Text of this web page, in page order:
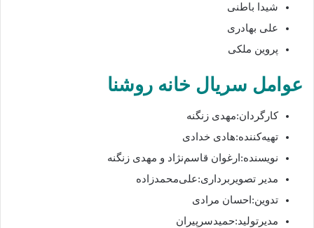
شیدا باطنی
علی بهادری
پروین ملکی
عوامل سریال خانه روشنا
کارگردان:مهدی زنگنه
تهیه‌کننده:هادی خدادی
نویسنده:ارغوان قاسم‌نژاد و مهدی زنگنه
مدیر تصویربرداری:علی‌محمدزاده
تدوین:احسان مرادی
مدیرتولید:حمیدسرپیران